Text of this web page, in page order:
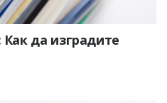
да изградите